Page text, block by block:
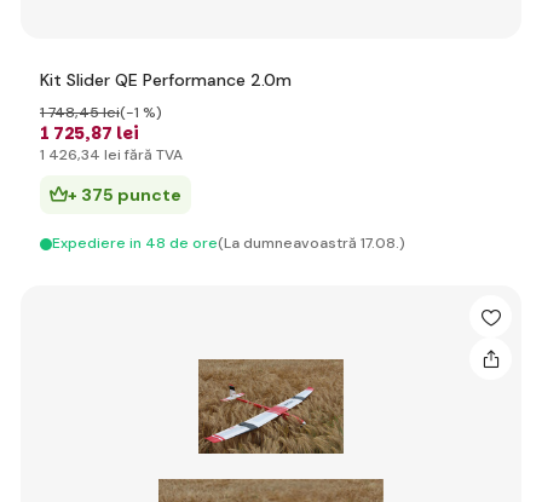
Kit Slider QE Performance 2.0m
1 725,87 lei
1 748,45 lei(-1 %)
1 426,34 lei fără TVA
+ 375 puncte
Expediere in 48 de ore(La dumneavoastră 17.08.)